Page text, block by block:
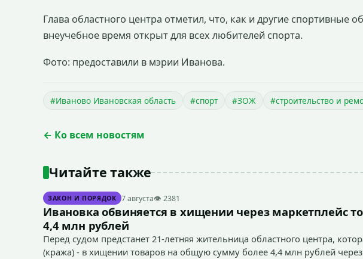
Глава областного центра отметил, что, как и другие спортивные
внеучебное время открыт для всех любителей спорта.
Фото: предоставили в мэрии Иванова.
#Иваново Ивановская область #спорт #ЗОЖ #строительство и
← Ко всем новостям
Читайте также
ЗАКОН И ПОРЯДОК 7 августа👁 2381
Ивановка обвиняется в хищении через маркетплейс
4,4 млн рублей
Перед судом предстанет 21-летняя жительница областного центра,
(кража) - в хищении товаров на общую сумму более 4,4 млн рублей